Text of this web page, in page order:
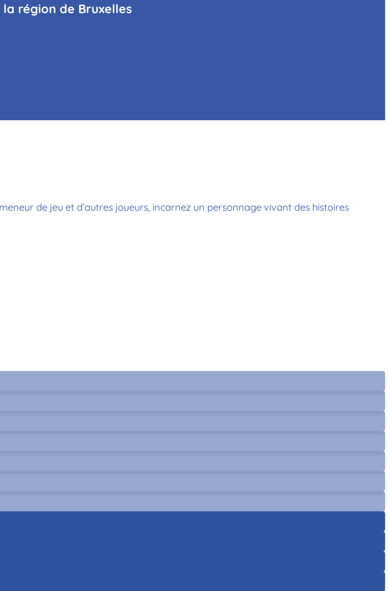
région de Bruxelles
de jeu et d’autres joueurs, incarnez un personnage vivant des histoires